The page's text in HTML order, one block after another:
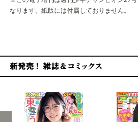
なります。紙版には付属しておりません。